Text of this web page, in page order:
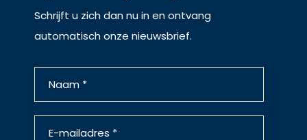
Schrijft u zich dan nu in en ontvang
automatisch onze nieuwsbrief.